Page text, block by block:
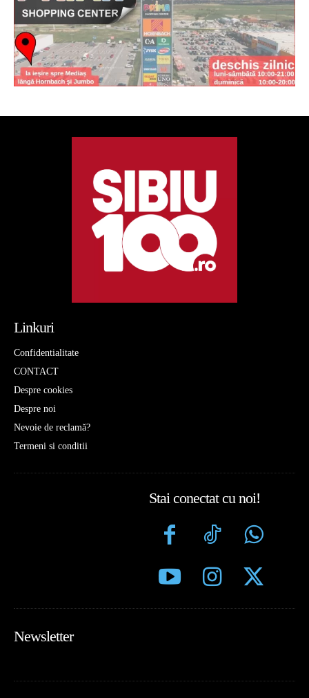
Linkuri
Confidentialitate
CONTACT
Despre cookies
Despre noi
Nevoie de reclamă?
Termeni si conditii
Stai conectat cu noi!
Newsletter